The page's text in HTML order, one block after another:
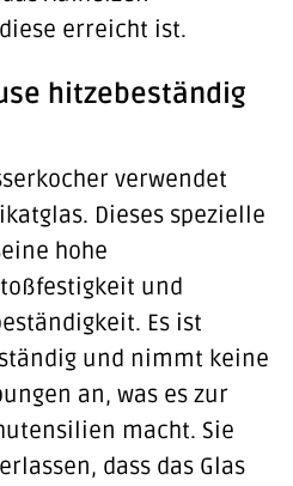
erreicht ist.
hitzebeständig
verwendet
Dieses spezielle
hohe
und
Es ist
und nimmt keine
an, was es zur
macht. Sie
dass das Glas